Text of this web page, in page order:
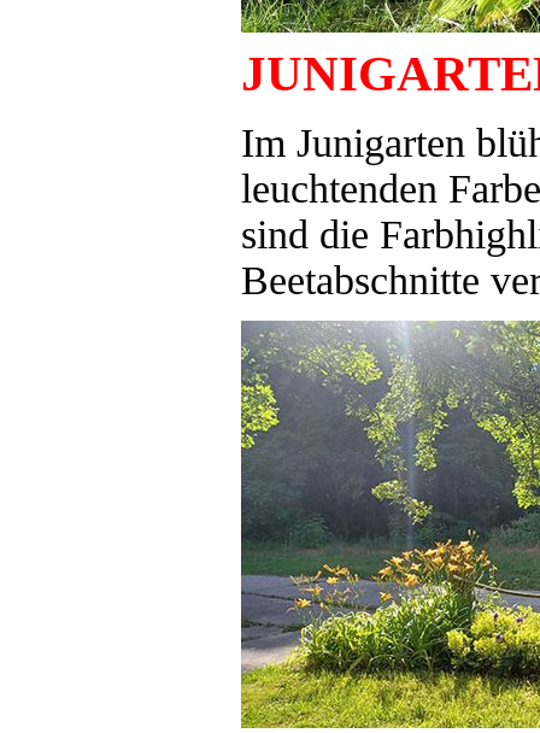
Im Junigarten
leuchtenden
sind die
Beetabschnitte